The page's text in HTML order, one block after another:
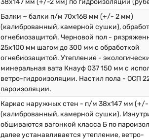
38х147 мм (+/-2 мм) по гидроизоляции
Балки − балки п/м 70х168 мм (+/- 2 мм)
(калиброванный, камерной сушки),
огнебиозащитой. Черновой пол -
25х100 мм шагом до 300 мм с обработкой
огнебиозащитой. Утепление -
минеральная вата Кнауф 037 150 мм с
ветро-гидроизоляции. Настил пола - ОСП
пароизоляции.
Каркас наружных стен - п/м 38х147 мм
(калиброванный, камерной сушки).
обшиваются вагонкой класса Б по
далее устанавливается утепление, ветро-